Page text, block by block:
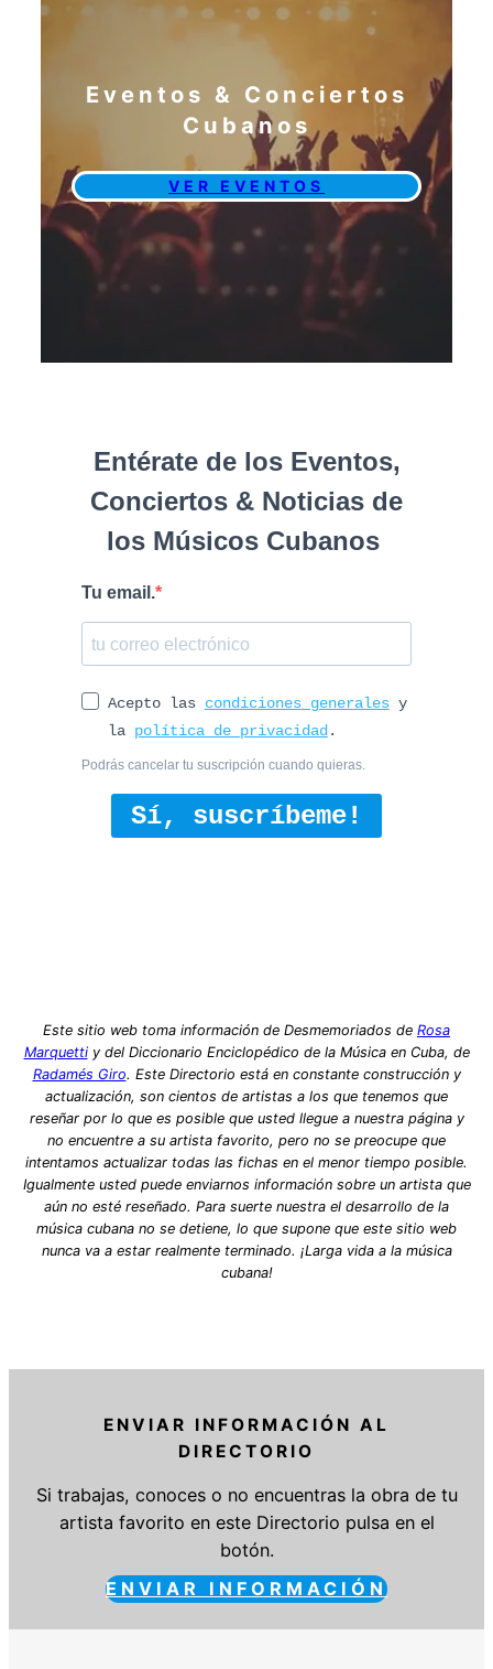
Eventos & Conciertos
Cubanos
VER EVENTOS
Entérate de los Eventos,
Conciertos & Noticias de
los Músicos Cubanos
Tu email.
Acepto las condiciones generalesy
la política de privacidad .
Podrás cancelar tu suscripción cuando quieras.
Sí, suscríbeme!
Este sitio web toma información de Desmemoriados de Rosa
Marquettiy del Diccionario Enciclopédico de la Música en Cuba, de
Radamés Giro. Este Directorio está en constante construcción y
actualización, son cientos de artistas a los que tenemos que
reseñar por lo que es posible que usted llegue a nuestra página y
no encuentre a su artista favorito, pero no se preocupe que
intentamos actualizar todas las fichas en el menor tiempo posible.
Igualmente usted puede enviarnos información sobre un artista que
aún no esté reseñado. Para suerte nuestra el desarrollo de la
música cubana no se detiene, lo que supone que este sitio web
nunca va a estar realmente terminado. ¡Larga vida a la música
cubana!
ENVIAR INFORMACIÓN AL
DIRECTORIO
Si trabajas, conoces o no encuentras la obra de tu
artista favorito en este Directorio pulsa en el
botón.
ENVIAR INFORMACIÓN